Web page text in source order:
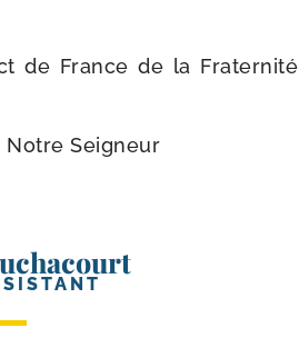
de France de la Fraternité
Notre Seigneur